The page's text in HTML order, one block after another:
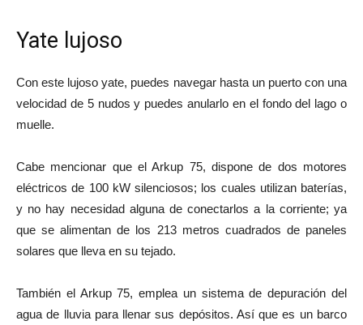
Yate lujoso
Con este lujoso yate, puedes navegar hasta un puerto con una
velocidad de 5 nudos y puedes anularlo en el fondo del lago o
muelle.
Cabe mencionar que el Arkup 75, dispone de dos motores
eléctricos de 100 kW silenciosos; los cuales utilizan baterías,
y no hay necesidad alguna de conectarlos a la corriente; ya
que se alimentan de los 213 metros cuadrados de paneles
solares que lleva en su tejado.
También el Arkup 75, emplea un sistema de depuración del
agua de lluvia para llenar sus depósitos. Así que es un barco